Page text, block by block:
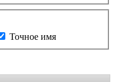
Точное имя